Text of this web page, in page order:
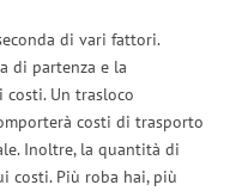
di vari fattori.
di partenza e la
Un trasloco
costi di trasporto
Inoltre, la quantità di
costi. Più roba hai, più